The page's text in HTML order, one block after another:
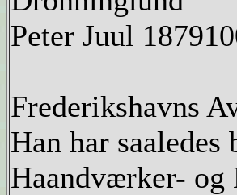
Peter Juul
Frederikshavns
Han har
Haandværker- og